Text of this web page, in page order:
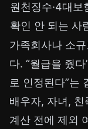
원천징수·4대보
확인 안 되는 사
가족회사나 소
다. “월급을 줬
로 인정된다”는
배우자, 자녀,
계산 전에 제외